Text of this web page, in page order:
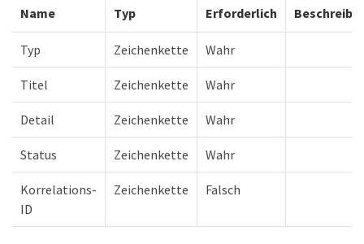
Name Typ Erforderlich
Typ Zeichenkette Wahr
Titel Zeichenkette Wahr
Detail Zeichenkette Wahr
Status Zeichenkette Wahr
Korrelations-
ID
Zeichenkette Falsch